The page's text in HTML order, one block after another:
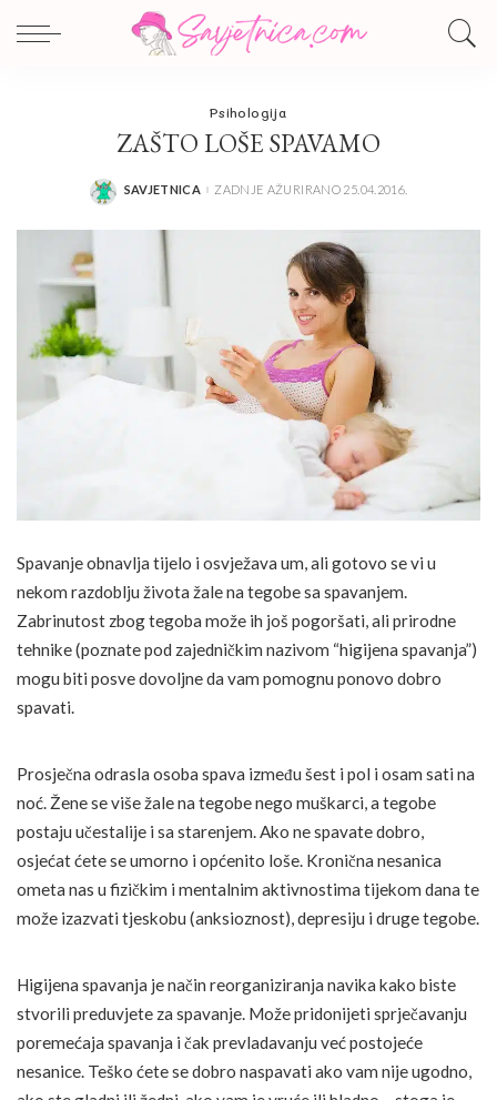
Psihologija
ZAŠTO LOŠE SPAVAMO
POSTED
SAVJETNICA ZADNJE AŽURIRANO 25.04.2016.
Spavanje obnavlja tijelo i osvježava um, ali gotovo se vi u
nekom razdoblju života žale na tegobe sa spavanjem.
Zabrinutost zbog tegoba može ih još pogoršati, ali prirodne
tehnike (poznate pod zajedničkim nazivom “higijena spavanja”)
mogu biti posve dovoljne da vam pomognu ponovo dobro
spavati.
Prosječna odrasla osoba spava između šest i pol i osam sati na
noć. Žene se više žale na tegobe nego muškarci, a tegobe
postaju učestalije i sa starenjem. Ako ne spavate dobro,
osjećat ćete se umorno i općenito loše. Kronična nesanica
ometa nas u fizičkim i mentalnim aktivnostima tijekom dana te
može izazvati tjeskobu (anksioznost), depresiju i druge tegobe.
Higijena spavanja je način reorganiziranja navika kako biste
stvorili preduvjete za spavanje. Može pridonijeti sprječavanju
poremećaja spavanja i čak prevladavanju već postojeće
nesanice. Teško ćete se dobro naspavati ako vam nije ugodno,